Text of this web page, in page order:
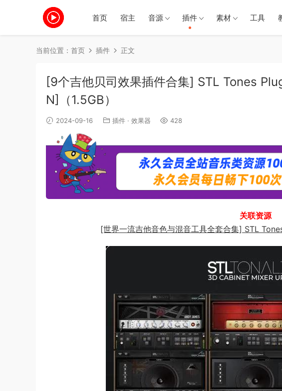
首页 宿主 音源 插件 素材 工具
当前位置： 首页 插件 正文
[9个吉他贝司效果插件合集] STL Tones
N]（1.5GB）
2024-09-16 插件 · 效果器 428
关联资源
[世界一流吉他音色与混音工具全套合集] STL